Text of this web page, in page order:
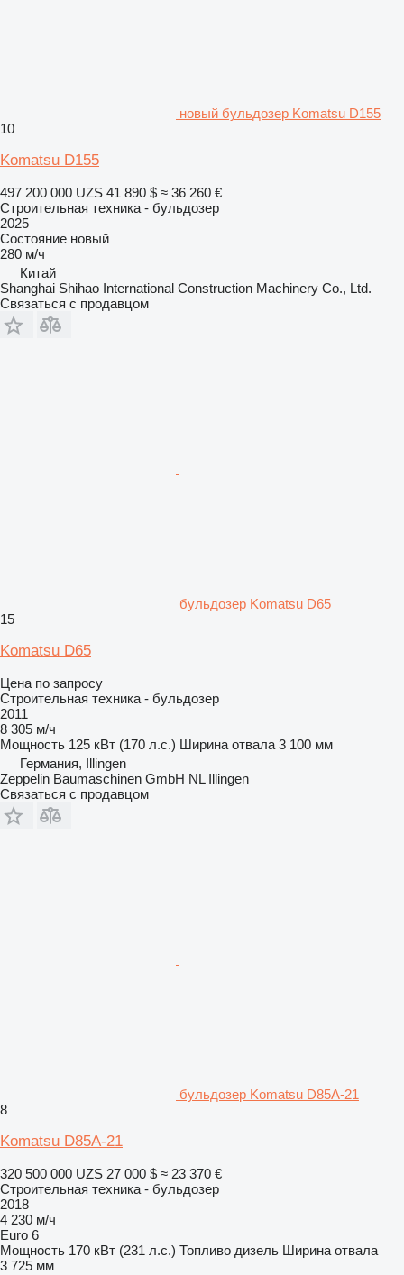
новый бульдозер Komatsu D155
10
Komatsu D155
497 200 000 UZS 41 890 $ ≈ 36 260 €
Строительная техника - бульдозер
2025
Состояние новый
280 м/ч
Китай
Shanghai Shihao International Construction Machinery Co., Ltd.
Связаться с продавцом
бульдозер Komatsu D65
15
Komatsu D65
Цена по запросу
Строительная техника - бульдозер
2011
8 305 м/ч
Мощность 125 кВт (170 л.с.) Ширина отвала 3 100 мм
Германия, Illingen
Zeppelin Baumaschinen GmbH NL Illingen
Связаться с продавцом
бульдозер Komatsu D85A-21
8
Komatsu D85A-21
320 500 000 UZS 27 000 $ ≈ 23 370 €
Строительная техника - бульдозер
2018
4 230 м/ч
Euro 6
Мощность 170 кВт (231 л.с.) Топливо дизель Ширина отвала
3 725 мм